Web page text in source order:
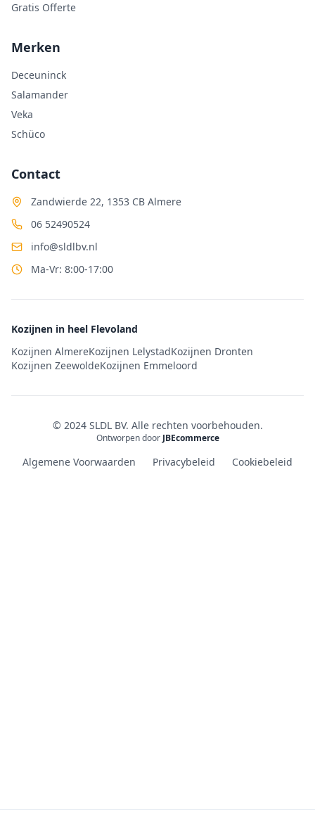
Gratis Offerte
Merken
Deceuninck
Salamander
Veka
Schüco
Contact
Zandwierde 22, 1353 CB Almere
06 52490524
info@sldlbv.nl
Ma-Vr: 8:00-17:00
Kozijnen in heel Flevoland
Kozijnen AlmereKozijnen LelystadKozijnen Dronten
Kozijnen ZeewoldeKozijnen Emmeloord
© 2024 SLDL BV. Alle rechten voorbehouden.
Ontworpen door JBEcommerce
Algemene Voorwaarden Privacybeleid Cookiebeleid